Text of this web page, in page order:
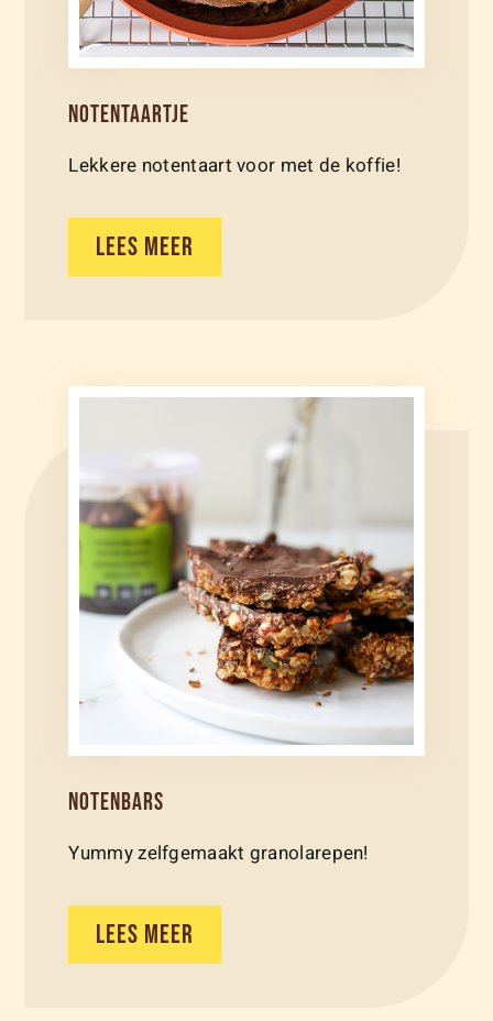
NOTENTAARTJE
Lekkere notentaart voor met de koffie!
LEES MEER
NOTENBARS
Yummy zelfgemaakt granolarepen!
LEES MEER